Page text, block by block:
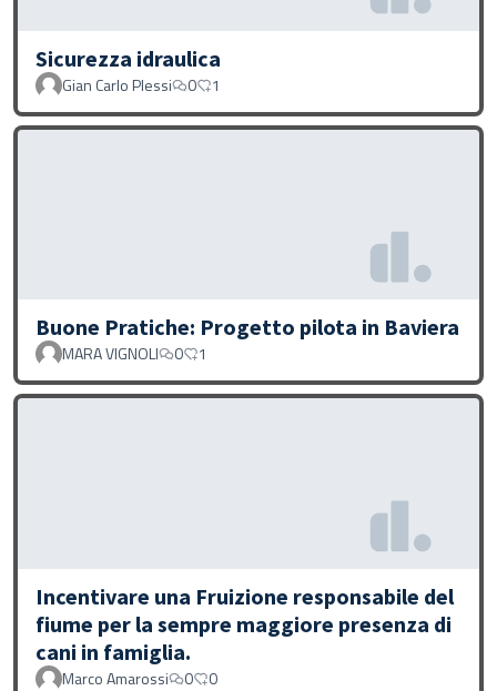
Sicurezza idraulica
Gian Carlo Plessi 0 1
Buone Pratiche: Progetto pilota in Baviera
MARA VIGNOLI 0 1
Incentivare una Fruizione responsabile del
fiume per la sempre maggiore presenza di
cani in famiglia.
Marco Amarossi 0 0